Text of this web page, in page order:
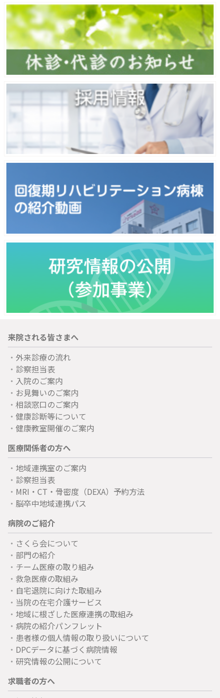
来院される皆さまへ
外来診療の流れ
診察担当表
入院のご案内
お見舞いのご案内
相談窓口のご案内
健康診断等について
健康教室開催のご案内
医療関係者の方へ
地域連携室のご案内
診察担当表
MRI・CT・骨密度（DEXA）予約方法
脳卒中地域連携パス
病院のご紹介
さくら会について
部門の紹介
チーム医療の取り組み
救急医療の取組み
自宅退院に向けた取組み
当院の在宅介護サービス
地域に根ざした医療連携の取組み
病院の紹介パンフレット
患者様の個人情報の取り扱いについて
DPCデータに基づく病院情報
研究情報の公開について
求職者の方へ